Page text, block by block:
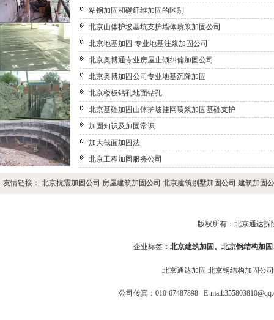
粘钢加固和碳纤维加固的区别
北京山体护坡基坑支护墙体喷浆加固公司
北京地基加固 专业地基注浆加固公司
北京奥博通专业房屋止倾纠偏加固公司
北京奥博加固公司专业地基沉降加固
北京楼板钻孔地面钻孔
北京基础加固山体护坡挂网喷浆加固基础支护
加固知识及加固常识
加大截面加固法
北京工程加固服务公司
友情链接： 北京抗震加固公司 房屋建筑加固公司 北京建筑别墅加固公司 建筑加固
版权所有：北京通达拆
企业标签： 北京建筑加固 、 北京钢结构加固
北京通达加固北京钢结构加固公司
公司传真：010-67487898 E-